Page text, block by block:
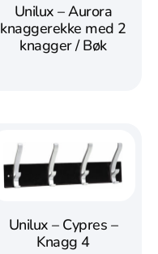
Unilux – Aurora
knaggerekke med 2
knagger / Bøk
Unilux – Cypres –
Knagg 4